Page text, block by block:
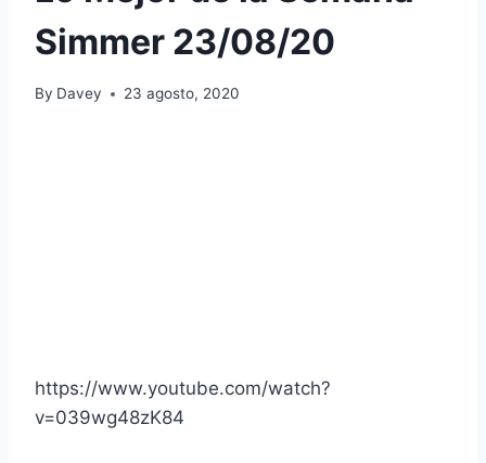
Simmer 23/08/20
By Davey 23 agosto, 2020
https://www.youtube.com/watch?
v=039wg48zK84